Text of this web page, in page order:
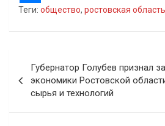
Теги: общество, ростовская область
по
записям
Губернатор Голубев признал
экономики Ростовской
сырья и технологий